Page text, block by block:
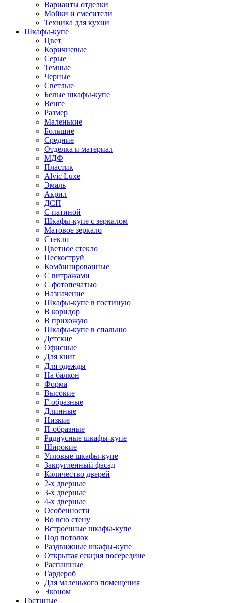
Варианты отделки
Мойки и смесители
Техника для кухни
Шкафы-купе
Цвет
Коричневые
Серые
Темные
Черные
Светлые
Белые шкафы-купе
Венге
Размер
Маленькие
Большие
Средние
Отделка и материал
МДФ
Пластик
Alvic Luxe
Эмаль
Акрил
ДСП
С патиной
Шкафы-купе с зеркалом
Матовое зеркало
Стекло
Цветное стекло
Пескоструй
Комбинированные
С витражами
С фотопечатью
Назначение
Шкафы-купе в гостиную
В коридор
В прихожую
Шкафы-купе в спальню
Детские
Офисные
Для книг
Для одежды
На балкон
Форма
Высокие
Г-образные
Длинные
Низкие
П-образные
Радиусные шкафы-купе
Широкие
Угловые шкафы-купе
Закругленный фасад
Количество дверей
2-х дверные
3-х дверные
4-х дверные
Особенности
Во всю стену
Встроенные шкафы-купе
Под потолок
Раздвижные шкафы-купе
Открытая секция посередине
Распашные
Гардероб
Для маленького помещения
Эконом
Гостиные